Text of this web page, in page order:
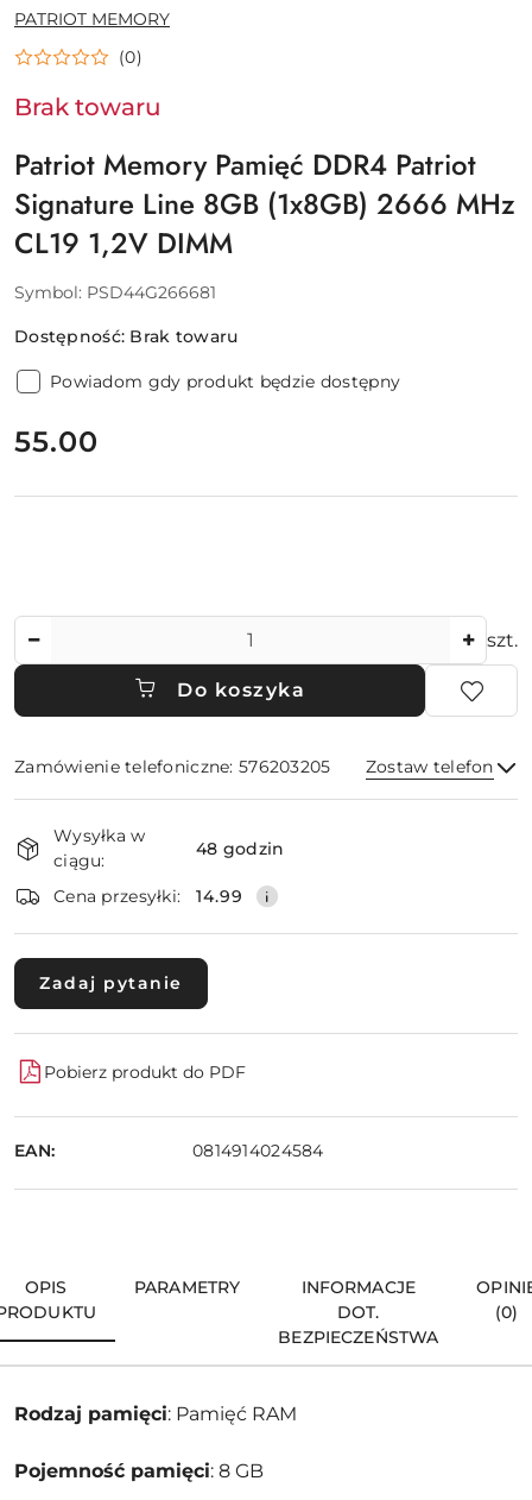
NAZWA
PRODUCENTA:
PATRIOT MEMORY
(0)
Brak towaru
Patriot Memory Pamięć DDR4 Patriot
Signature Line 8GB (1x8GB) 2666 MHz
CL19 1,2V DIMM
Symbol: PSD44G266681
Dostępność: Brak towaru
Powiadom gdy produkt będzie dostępny
cena:
55.00
szt.
Do koszyka
Zamówienie telefoniczne: 576203205 Zostaw telefon
i
dostawa
Wysyłka w
ciągu:
48 godzin
Cena przesyłki: 14.99
Zadaj pytanie
Pobierz produkt do PDF
EAN: 0814914024584
OPIS
PARAMETRY
INFORMACJE
DOT.
BEZPIECZEŃSTWA
(0)
Rodzaj pamięci: Pamięć RAM
Pojemność pamięci: 8 GB